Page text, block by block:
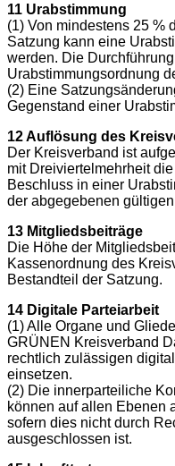
11 Urabstimmung
(1) Von mindestens 25 %
Satzung kann eine
werden. Die
Urabstimmungsordnung
(2) Eine
Gegenstand einer
12 Auflösung des
Der Kreisverband ist
mit Dreiviertelmehrheit
Beschluss in einer
der abgegebenen
13 Mitgliedsbeiträge
Die Höhe der
Kassenordnung des
Bestandteil der Satzung.
14 Digitale Parteiarbeit
(1) Alle Organe und
GRÜNEN Kreisverband
rechtlich zulässigen
einsetzen.
(2) Die innerparteiliche
können auf allen Ebenen
sofern dies nicht durch
ausgeschlossen ist.